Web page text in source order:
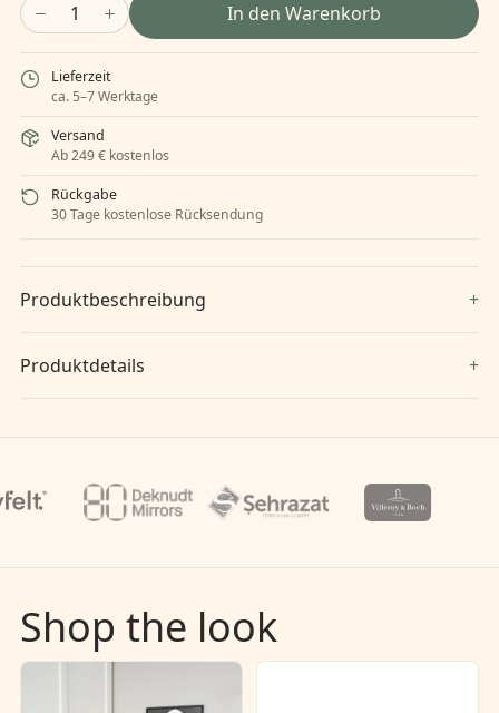
1 In den Warenkorb
Lieferzeit
ca. 5–7 Werktage
Versand
Ab 249 € kostenlos
Rückgabe
30 Tage kostenlose Rücksendung
Produktbeschreibung
Produktdetails
Shop the look